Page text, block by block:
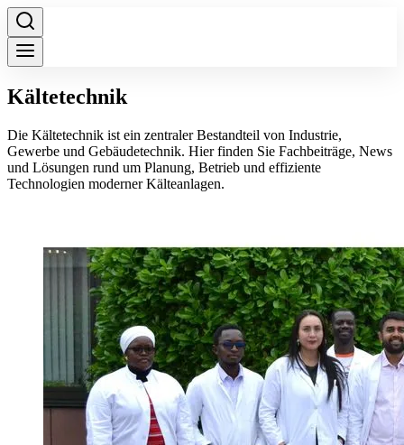
Kältetechnik
Die Kältetechnik ist ein zentraler Bestandteil von Industrie,
Gewerbe und Gebäudetechnik. Hier finden Sie Fachbeiträge, News
und Lösungen rund um Planung, Betrieb und effiziente
Technologien moderner Kälteanlagen.